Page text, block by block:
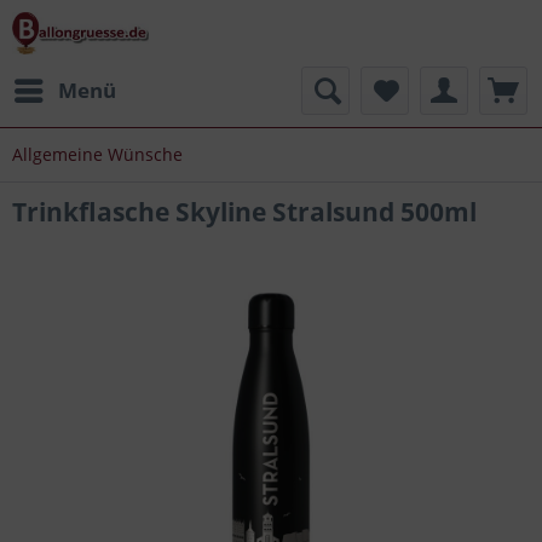
Menü
Allgemeine Wünsche
Trinkflasche Skyline Stralsund 500ml